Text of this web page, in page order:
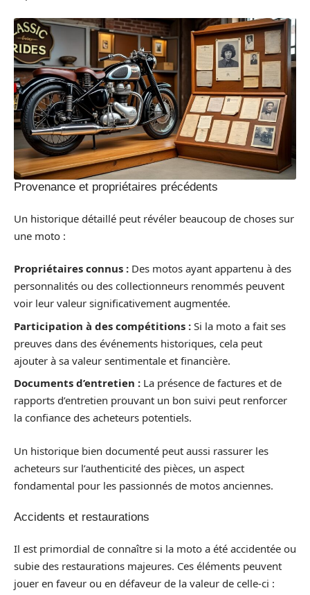
Provenance et propriétaires précédents
Un historique détaillé peut révéler beaucoup de choses sur
une moto :
Propriétaires connus : Des motos ayant appartenu à des
personnalités ou des collectionneurs renommés peuvent
voir leur valeur significativement augmentée.
Participation à des compétitions : Si la moto a fait ses
preuves dans des événements historiques, cela peut
ajouter à sa valeur sentimentale et financière.
Documents d’entretien : La présence de factures et de
rapports d’entretien prouvant un bon suivi peut renforcer
la confiance des acheteurs potentiels.
Un historique bien documenté peut aussi rassurer les
acheteurs sur l’authenticité des pièces, un aspect
fondamental pour les passionnés de motos anciennes.
Accidents et restaurations
Il est primordial de connaître si la moto a été accidentée ou
subie des restaurations majeures. Ces éléments peuvent
jouer en faveur ou en défaveur de la valeur de celle-ci :